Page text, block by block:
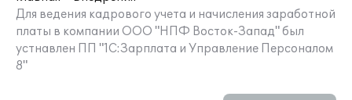
Для ведения кадрового учета и начисления заработной
платы в компании ООО "НПФ Восток-Запад" был
устнавлен ПП "1С:Зарплата и Управление Персоналом
8"